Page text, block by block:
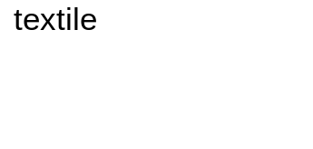
textile